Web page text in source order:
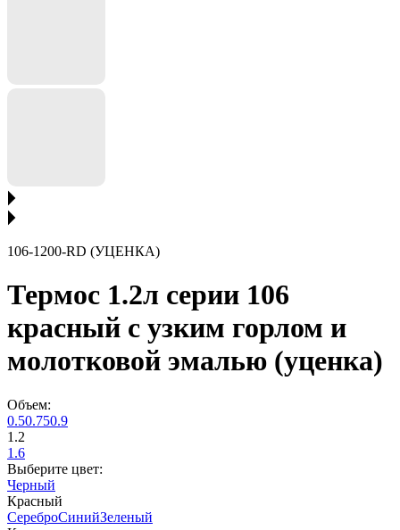
106-1200-RD (УЦЕНКА)
Термос 1.2л серии 106
красный с узким горлом и
молотковой эмалью (уценка)
Объем:
0.50.750.9
1.2
1.6
Выберите цвет:
Черный
Красный
СереброСинийЗеленый